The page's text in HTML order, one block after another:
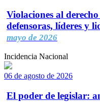
Violaciones al
defensoras, líderes y
mayo de 2026
Incidencia Nacional
06 de agosto de 2026
El poder de legislar: